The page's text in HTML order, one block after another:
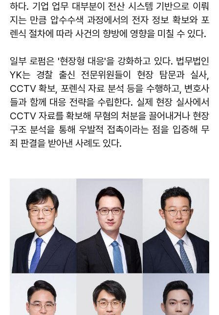
하다. 기업 업무 대부분이 전산 시스템 기반으로 이뤄
지는 만큼 압수수색 과정에서의 전자 정보 확보와 포
렌식 절차에 따라 사건의 향방에 영향을 미칠 수 있다.
일부 로펌은 '현장형 대응'을 강화하고 있다. 법무법인
YK는 경찰 출신 전문위원들이 현장 탐문과 실사,
CCTV 확보, 포렌식 자료 분석 등을 수행하고, 변호사
들과 함께 대응 전략을 수립한다. 실제 현장 실사에서
CCTV 자료를 확보해 무혐의 처분을 끌어내거나 현장
구조 분석을 통해 우발적 접촉이라는 점을 입증해 무
죄 판결을 받아낸 사례도 있다.